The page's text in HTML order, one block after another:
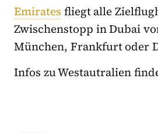
Emirates fliegt alle
Zwischenstopp in Dubai
München, Frankfurt oder
Infos zu Westautralien